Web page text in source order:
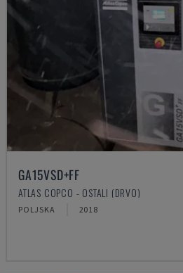
GA15VSD+FF
ATLAS COPCO - OSTALI (DRVO)
POLJSKA 2018